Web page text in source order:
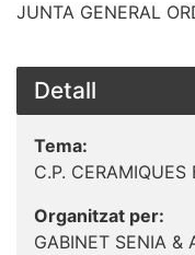
JUNTA GENERAL
Detall
Tema:
C.P. CERAMIQUES
Organitzat per:
GABINET SENIA &